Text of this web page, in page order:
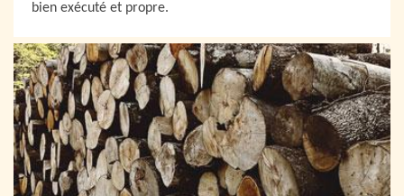
bien exécuté et propre.